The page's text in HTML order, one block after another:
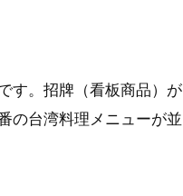
す。招牌（看板商品）が
の台湾料理メニューが並